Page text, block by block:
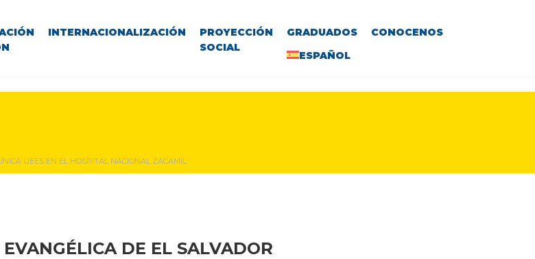
INTERNACIONALIZACIÓN
PROYECCIÓN
SOCIAL
GRADUADOS
CONOCENOS
ESPAÑOL
UEES EN EL HOSPITAL NACIONAL ZACAMIL
DE EL SALVADOR